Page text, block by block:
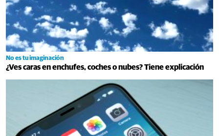
No es tu imaginación
¿Ves caras en enchufes, coches o nubes? Tiene explicación